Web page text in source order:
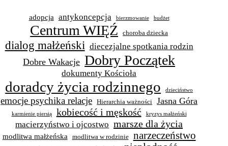
adopcja antykoncepcja bierzmowanie budżet
Centrum WIĘŹ choroba dziecka
dialog małżeński diecezjalne spotkania rodzin
Dobre Wakacje Dobry Początek
dokumenty Kościoła
doradcy życia rodzinnego dzieciństwo
emocje psychika relacje Hierarchia ważności Jasna Góra
karmienie piersią kobiecość i męskość kryzys małżeński
macierzyństwo i ojcostwo marsze dla życia
modlitwa małżeńska modlitwa w rodzinie narzeczeństwo